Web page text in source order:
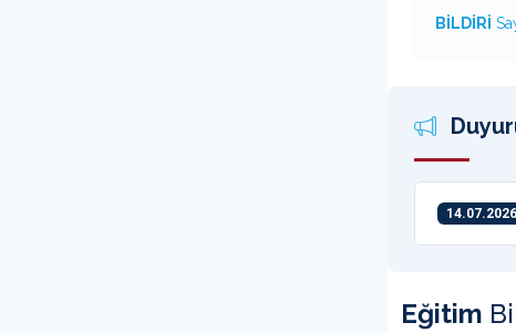
BİLDİRİ
14.07.2026
Eğitim